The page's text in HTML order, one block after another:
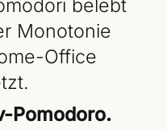
belebt
Monotonie
Office
Pomodoro.